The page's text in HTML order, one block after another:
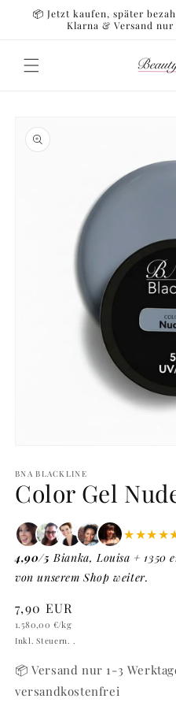
zum
📦 Jetzt kaufen, später
Klarna & Versand
in
Modal
öffnen
BNA BLACKLINE
Color Gel
4,90/5 Bianka, Louisa + 1350
von unserem Shop weiter.
Normaler
Preis
7,90 EUR
Grundpreis
1.580,00 €/kg
Inkl. Steuern. .
📦 Versand nur 1-3
versandkostenfrei